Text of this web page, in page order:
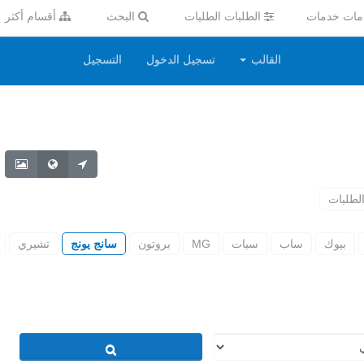
خدمات الطلبات الطلبات البحث أقسام أكثر
القالب تسجيل الدخول التسجيل
بيوك ساب سيات MG بروتون سانج يونج تشيري